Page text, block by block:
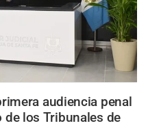
audiencia penal
los Tribunales de